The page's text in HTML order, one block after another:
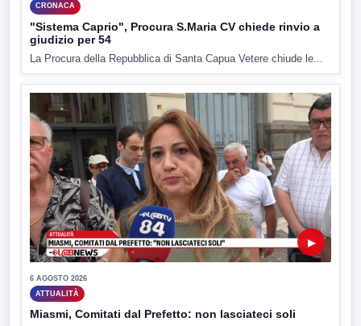
CRONACA
"Sistema Caprio", Procura S.Maria CV chiede rinvio a
giudizio per 54
La Procura della Repubblica di Santa Capua Vetere chiude le...
▶
6 AGOSTO 2026
ATTUALITÀ
Miasmi, Comitati dal Prefetto: non lasciateci soli